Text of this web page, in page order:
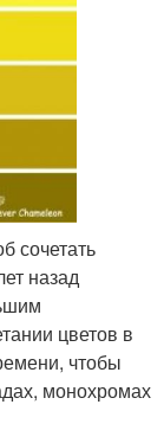
сочетать
назад
цветов в
чтобы
монохромах